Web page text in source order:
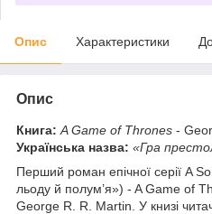
Опис Характеристики
Опис
Книга: A Game of Thrones -
Українська назва: «Гра
Перший роман епічної серії A
льоду й полум’я») - A Game of
George R. R. Martin. У книзі читач